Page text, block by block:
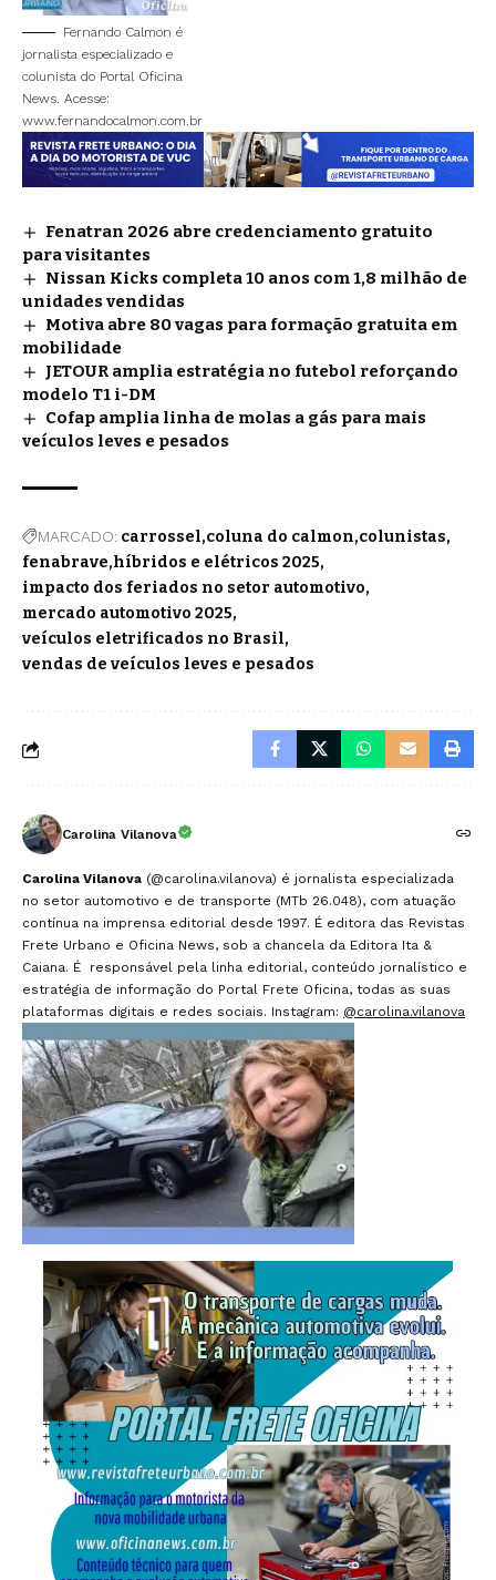
Fernando Calmon é
jornalista especializado e
colunista do Portal Oficina
News. Acesse:
www.fernandocalmon.com.br
Fenatran 2026 abre credenciamento gratuito
para visitantes
Nissan Kicks completa 10 anos com 1,8 milhão de
unidades vendidas
Motiva abre 80 vagas para formação gratuita em
mobilidade
JETOUR amplia estratégia no futebol reforçando
modelo T1 i-DM
Cofap amplia linha de molas a gás para mais
veículos leves e pesados
MARCADO: carrossel coluna do calmon colunistas
fenabrave híbridos e elétricos 2025
impacto dos feriados no setor automotivo
mercado automotivo 2025
veículos eletrificados no Brasil
vendas de veículos leves e pesados
Carolina Vilanova
Carolina Vilanova (@carolina.vilanova) é jornalista especializada
no setor automotivo e de transporte (MTb 26.048), com atuação
contínua na imprensa editorial desde 1997. É editora das Revistas
Frete Urbano e Oficina News, sob a chancela da Editora Ita &
Caiana. É responsável pela linha editorial, conteúdo jornalístico e
estratégia de informação do Portal Frete Oficina, todas as suas
plataformas digitais e redes sociais. Instagram: @carolina.vilanova